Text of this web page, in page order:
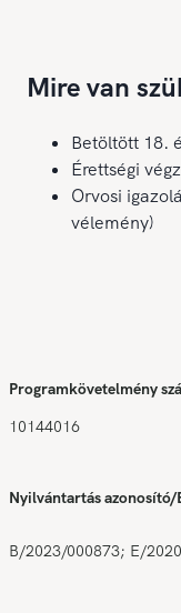
Mire van
Betöltött 18.
Érettségi
Orvosi
vélemény)
Programkövetelmény
10144016
Nyilvántartás azonosító/
B/2023/000873; E/